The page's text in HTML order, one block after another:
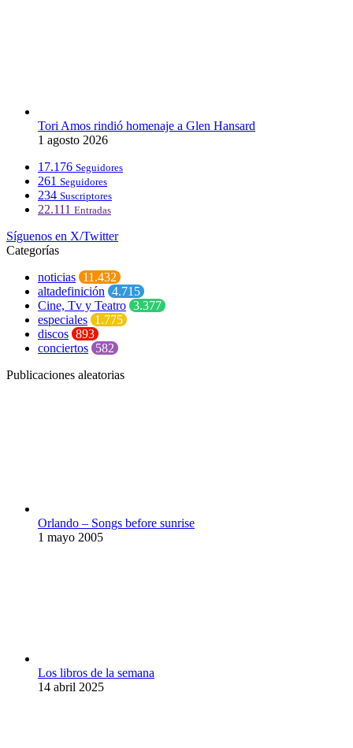
Tori Amos rindió homenaje a Glen Hansard
1 agosto 2026
17.176 Seguidores
261 Seguidores
234 Suscriptores
22.111 Entradas
Síguenos en X/Twitter
Categorías
noticias 11.432
altadefinición 4.715
Cine, Tv y Teatro 3.377
especiales 1.775
discos 893
conciertos 582
Publicaciones aleatorias
Orlando – Songs before sunrise
1 mayo 2005
Los libros de la semana
14 abril 2025